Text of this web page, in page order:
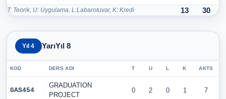
T: Teorik, U: Uygulama, L:Labarotuvar, K: Kredi 13 30
Yıl 4 YarıYıl 8
KOD DERS ADI T U L K AKTS
GAS454
GRADUATION
PROJECT
0 2 0 1 7